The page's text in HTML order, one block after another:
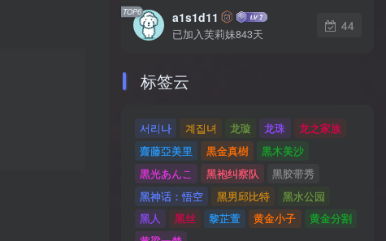
TOP6 a1s1d11
已加入芙莉妹843天
44
标签云
서리나 계집녀 龙璇 龙珠
龙之家族
齋藤亞美里
黒金真樹
黒木美沙
黒光あんこ
黑袍纠察队
黑胶带秀
黑神话：悟空
黑男邱比特
黑水公园
黑人
黑丝 黎芷萱 黄金小子
黄金分割